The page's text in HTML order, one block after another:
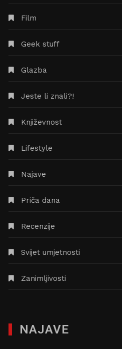
Film
Geek stuff
Glazba
Jeste li znali?!
Književnost
Lifestyle
Najave
Priča dana
Recenzije
Svijet umjetnosti
Zanimljivosti
NAJAVE